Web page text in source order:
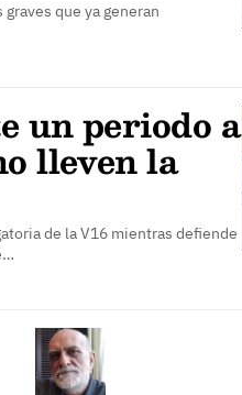
que ya generan
un periodo a
lleven la
de la V16 mientras defiende